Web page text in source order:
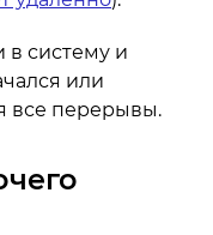
в систему и
или
все перерывы.